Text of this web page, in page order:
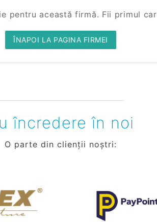
pentru această firmă. Fii primul
ÎNAPOI LA PAGINA FIRMEI
încredere în noi
O parte din clienții noștri: